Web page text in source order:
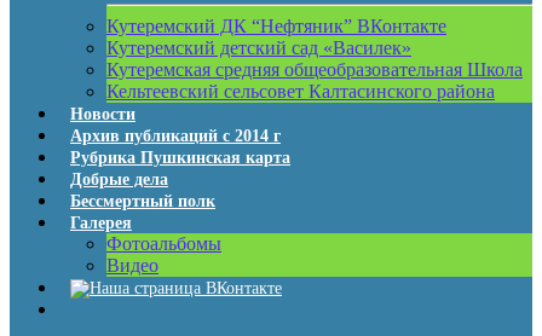
Кутеремский ДК “Нефтяник” ВКонтакте
Кутеремский детский сад «Василек»
Кутеремская средняя общеобразовательная Школа
Кельтеевский сельсовет Калтасинского района
Новости
Архив публикаций с 2014 г
Рубрика Пушкинская карта
Добрые дела
Бессмертный полк
Галерея
Фотоальбомы
Видео